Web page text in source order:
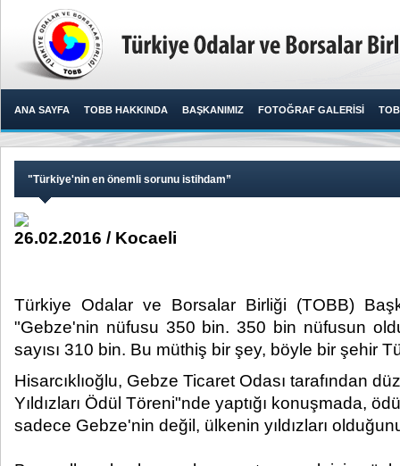
ANA SAYFA TOBB HAKKINDA BAŞKANIMIZ FOTOĞRAF GALERİSİ
"Türkiye'nin en önemli sorunu istihdam”
26.02.2016 / Kocaeli
Türkiye Odalar ve Borsalar Birliği (TOBB)
"Gebze'nin nüfusu 350 bin. 350 bin nüfusun
sayısı 310 bin. Bu müthiş bir şey, böyle bir şehir
Hisarcıklıoğlu, Gebze Ticaret Odası tarafından
Yıldızları Ödül Töreni"nde yaptığı konuşmada,
sadece Gebze'nin değil, ülkenin yıldızları